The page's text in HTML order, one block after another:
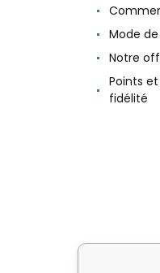
Mode
Notre
Points
fidélité